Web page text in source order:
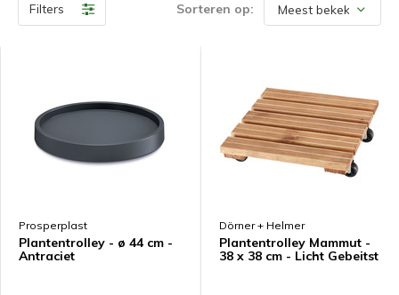
Filters Sorteren op:
Prosperplast
Plantentrolley - ø 44 cm -
Antraciet
Dörner + Helmer
Plantentrolley Mammut -
38 x 38 cm - Licht Gebeitst